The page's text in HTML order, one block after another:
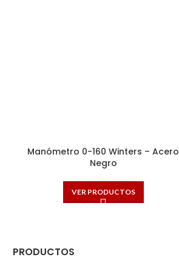
Manómetro 0-160 Winters – Acero
Negro
VER PRODUCTOS
PRODUCTOS